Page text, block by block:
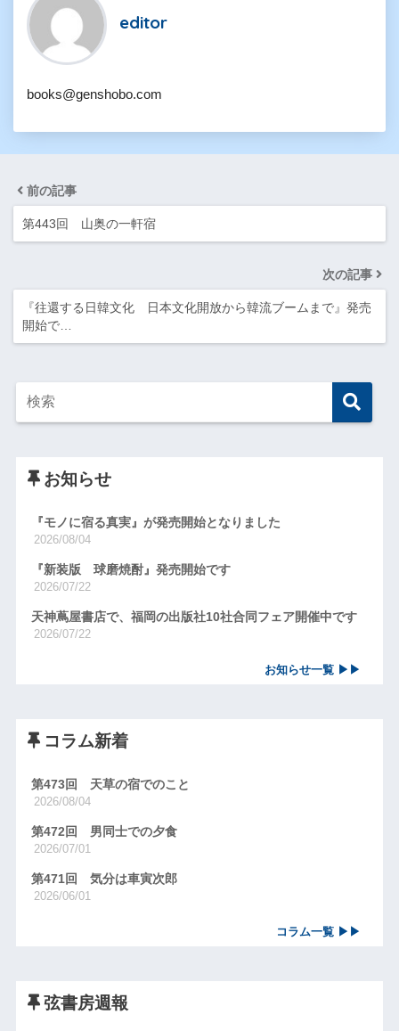
editor
books@genshobo.com
前の記事
第443回 山奥の一軒宿
次の記事
『往還する日韓文化 日本文化開放から韓流ブームまで』発売
開始で…
お知らせ
『モノに宿る真実』が発売開始となりました
2026/08/04
『新装版 球磨焼酎』発売開始です
2026/07/22
天神蔦屋書店で、福岡の出版社10社合同フェア開催中です
2026/07/22
お知らせ一覧 ▶▶
コラム新着
第473回 天草の宿でのこと
2026/08/04
第472回 男同士での夕食
2026/07/01
第471回 気分は車寅次郎
2026/06/01
コラム一覧 ▶▶
弦書房週報